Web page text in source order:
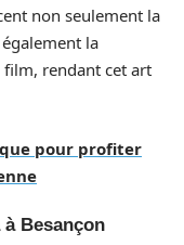
non seulement la
la
film, rendant cet art
pour profiter
Besançon